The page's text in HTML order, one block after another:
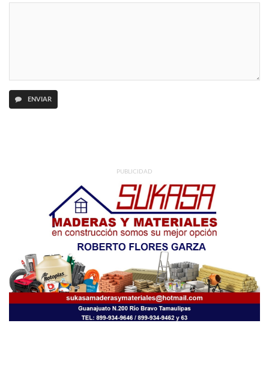
ENVIAR
PUBLICIDAD